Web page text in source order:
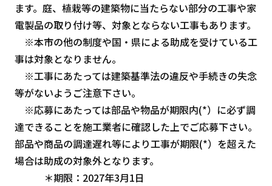
ます。庭、植栽等の建築物に当たらない部分の工事や家
電製品の取り付け等、対象とならない工事もあります。
※本市の他の制度や国・県による助成を受けている工
事は対象となりません。
※工事にあたっては建築基準法の違反や手続きの失念
等がないようご注意下さい。
※応募にあたっては部品や物品が期限内(*）に必ず調
達できることを施工業者に確認した上でご応募下さい。
部品や商品の調達遅れ等により工事が期限(*）を超えた
場合は助成の対象外となります。
＊期限：2027年3月1日